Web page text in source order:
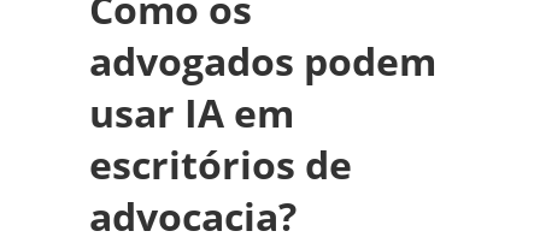
advogados podem
usar IA em
escritórios de
advocacia?